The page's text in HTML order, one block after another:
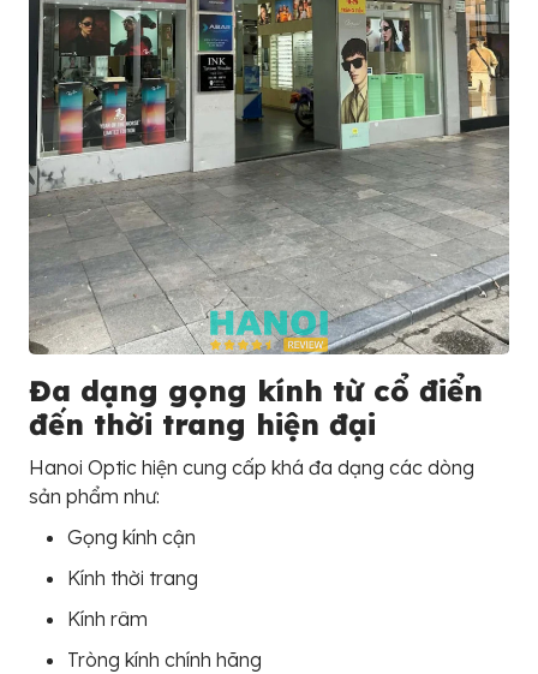
Đa dạng gọng kính từ cổ điển
đến thời trang hiện đại
Hanoi Optic hiện cung cấp khá đa dạng các dòng
sản phẩm như:
Gọng kính cận
Kính thời trang
Kính râm
Tròng kính chính hãng